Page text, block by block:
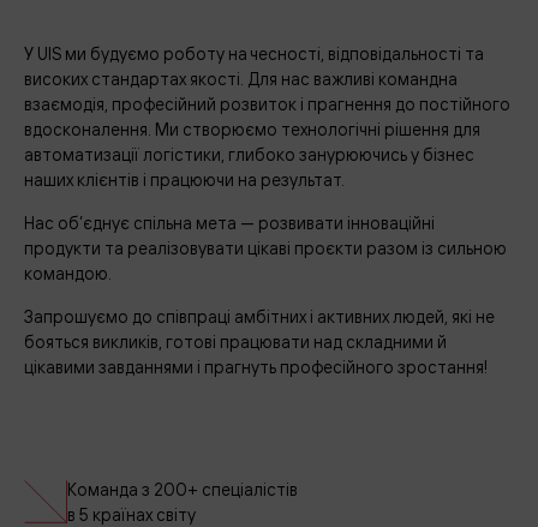
У UIS ми будуємо роботу на чесності, відповідальності та
високих стандартах якості. Для нас важливі командна
взаємодія, професійний розвиток і прагнення до постійного
вдосконалення. Ми створюємо технологічні рішення для
автоматизації логістики, глибоко занурюючись у бізнес
наших клієнтів і працюючи на результат.
Нас об’єднує спільна мета — розвивати інноваційні
продукти та реалізовувати цікаві проєкти разом із сильною
командою.
Запрошуємо до співпраці амбітних і активних людей, які не
бояться викликів, готові працювати над складними й
цікавими завданнями і прагнуть професійного зростання!
Команда з 200+ спеціалістів
в 5 країнах світу